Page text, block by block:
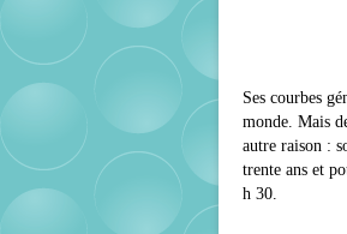
Ses courbes
monde. Mais
autre raison :
trente ans et
h 30.